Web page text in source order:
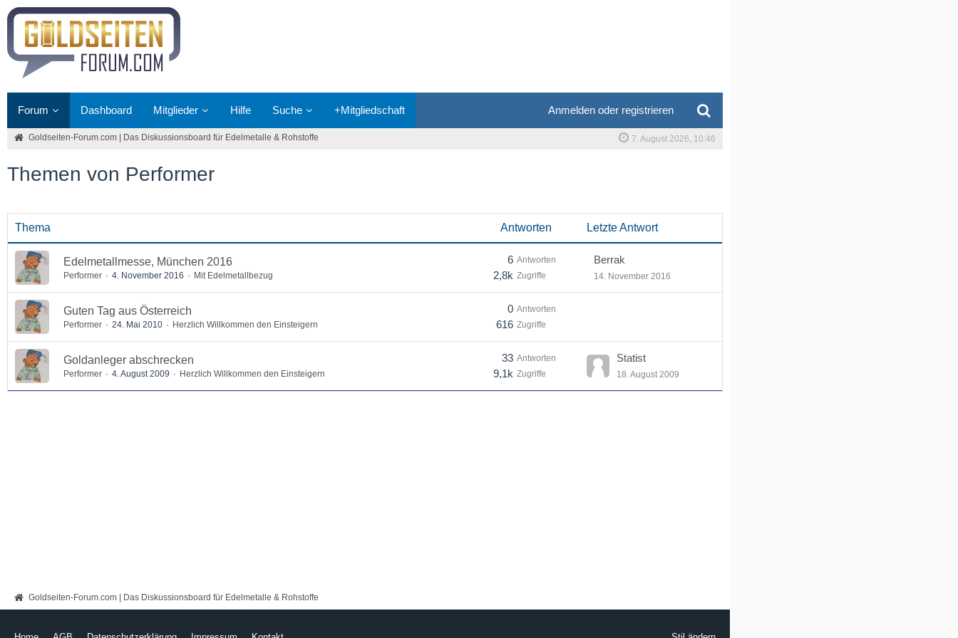
Forum Dashboard Mitglieder Hilfe Suche +Mitgliedschaft Anmelden oder registrieren
Goldseiten-Forum.com | Das Diskussionsboard für Edelmetalle & Rohstoffe
Goldseiten-Forum.com | Das Diskussionsboard für Edelmetalle & Rohstoffe 7. August 2026, 10:46
Themen von Performer
Thema Antworten Letzte Antwort
Edelmetallmesse, München 2016
Performer 4. November 2016 Mit Edelmetallbezug
Antworten
6
Zugriffe
2,8k
Berrak
14. November 2016
Guten Tag aus Österreich
Performer 24. Mai 2010 Herzlich Willkommen den Einsteigern
Antworten
0
Zugriffe
616
Goldanleger abschrecken
Performer 4. August 2009 Herzlich Willkommen den Einsteigern
Antworten
33
Zugriffe
9,1k
Statist
18. August 2009